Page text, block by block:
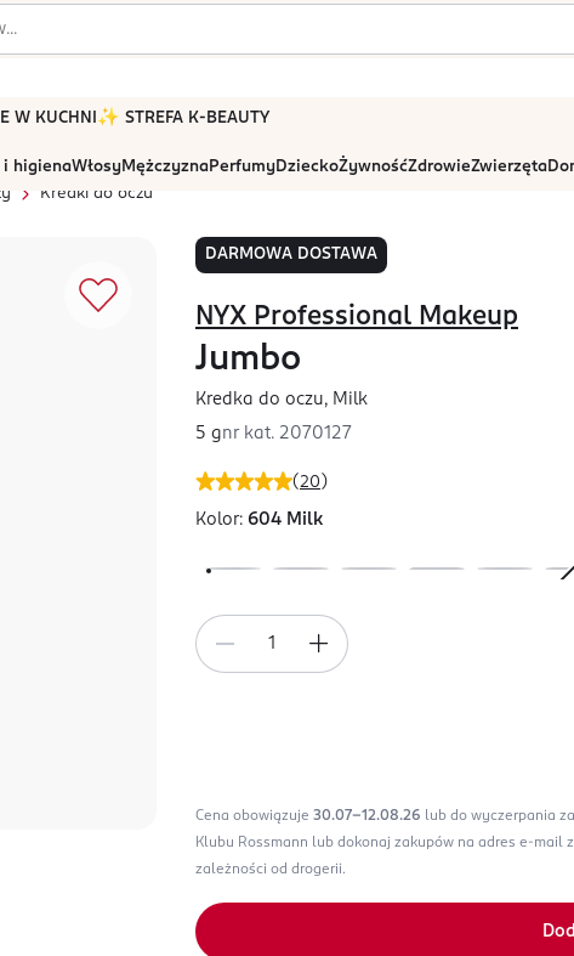
W KUCHNI ✨ STREFA K-BEAUTY
i higienaWłosyMężczyznaPerfumyDzieckoŻywnośćZdrowieZwierzęta
Kredki do oczu
DARMOWA DOSTAWA
(20 )
NYX Professional Makeup
Jumbo
Kredka do oczu, Milk
5 gnr kat. 2070127
Kolor: 604 Milk
Cena obowiązuje 30.07-12.08.26 lub do wyczerpania
Klubu Rossmann lub dokonaj zakupów na adres e-mail
zależności od drogerii.